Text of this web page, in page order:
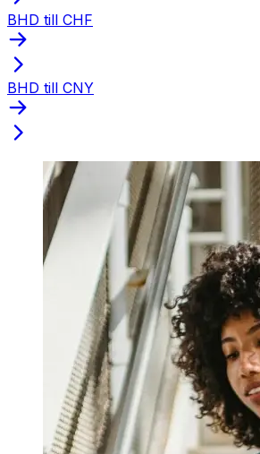
BHD till CHF
BHD till CNY